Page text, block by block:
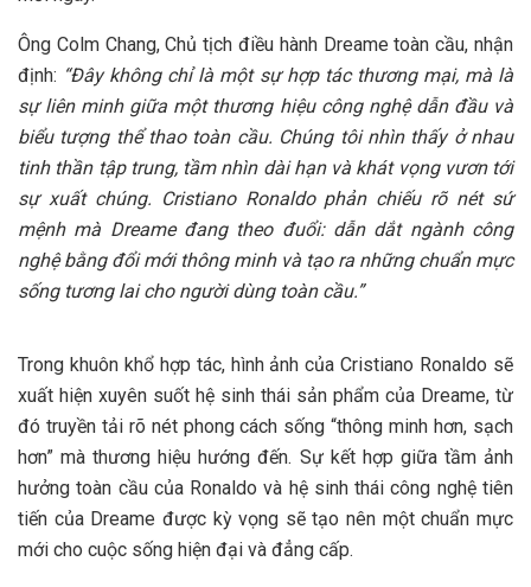
Ông Colm Chang, Chủ tịch điều hành Dreame toàn cầu, nhận
định: “Đây không chỉ là một sự hợp tác thương mại, mà là
sự liên minh giữa một thương hiệu công nghệ dẫn đầu và
biểu tượng thể thao toàn cầu. Chúng tôi nhìn thấy ở nhau
tinh thần tập trung, tầm nhìn dài hạn và khát vọng vươn tới
sự xuất chúng. Cristiano Ronaldo phản chiếu rõ nét sứ
mệnh mà Dreame đang theo đuổi: dẫn dắt ngành công
nghệ bằng đổi mới thông minh và tạo ra những chuẩn mực
sống tương lai cho người dùng toàn cầu.”
Trong khuôn khổ hợp tác, hình ảnh của Cristiano Ronaldo sẽ
xuất hiện xuyên suốt hệ sinh thái sản phẩm của Dreame, từ
đó truyền tải rõ nét phong cách sống “thông minh hơn, sạch
hơn” mà thương hiệu hướng đến. Sự kết hợp giữa tầm ảnh
hưởng toàn cầu của Ronaldo và hệ sinh thái công nghệ tiên
tiến của Dreame được kỳ vọng sẽ tạo nên một chuẩn mực
mới cho cuộc sống hiện đại và đẳng cấp.